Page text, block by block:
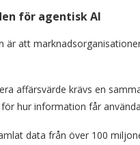
för agentisk AI
är att
affärsvärde krävs en
hur information får
data från över 100